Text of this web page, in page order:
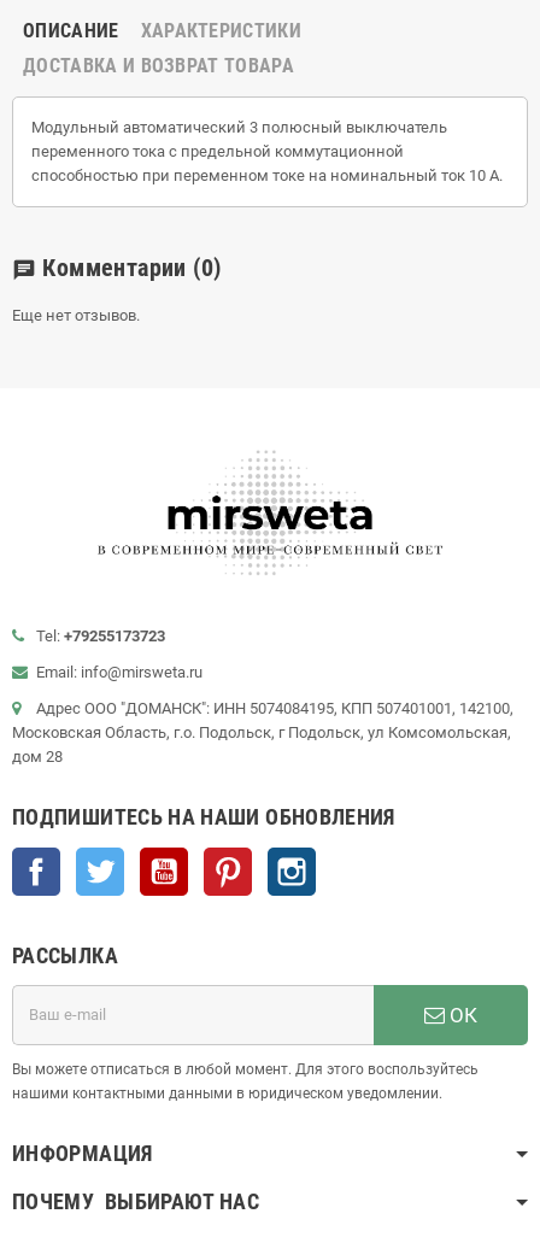
ОПИСАНИЕ
ХАРАКТЕРИСТИКИ
ДОСТАВКА И ВОЗВРАТ ТОВАРА
Модульный автоматический 3 полюсный выключатель
переменного тока с предельной коммутационной
способностью при переменном токе на номинальный ток 10 А.
chat Комментарии (0)
Еще нет отзывов.
Tel: +79255173723
Email: info@mirsweta.ru
Адрес ООО "ДОМАНСК": ИНН 5074084195, КПП 507401001, 142100,
Московская Область, г.о. Подольск, г Подольск, ул Комсомольская,
дом 28
ПОДПИШИТЕСЬ НА НАШИ ОБНОВЛЕНИЯ
Facebook Twitter YouTube Pinterest
РАССЫЛКА
ОК
Вы можете отписаться в любой момент. Для этого воспользуйтесь
нашими контактными данными в юридическом уведомлении.
ИНФОРМАЦИЯ
ПОЧЕМУ ВЫБИРАЮТ НАС